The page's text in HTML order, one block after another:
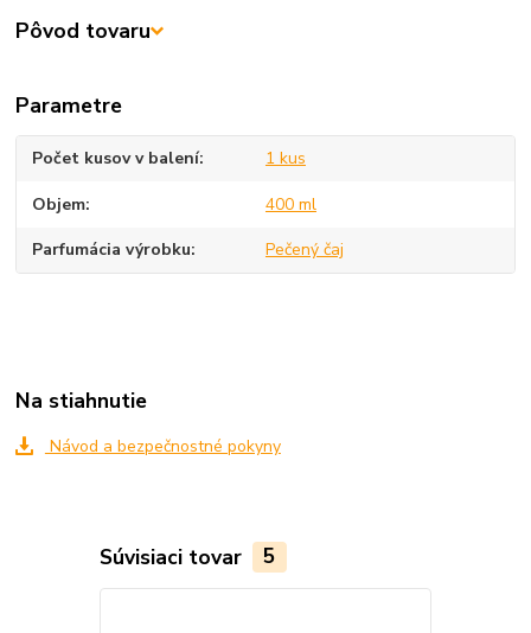
Pôvod tovaru
Parametre
Počet kusov v balení 1 kus
Objem 400 ml
Parfumácia výrobku Pečený čaj
Na stiahnutie
Návod a bezpečnostné pokyny
Súvisiaci tovar 5